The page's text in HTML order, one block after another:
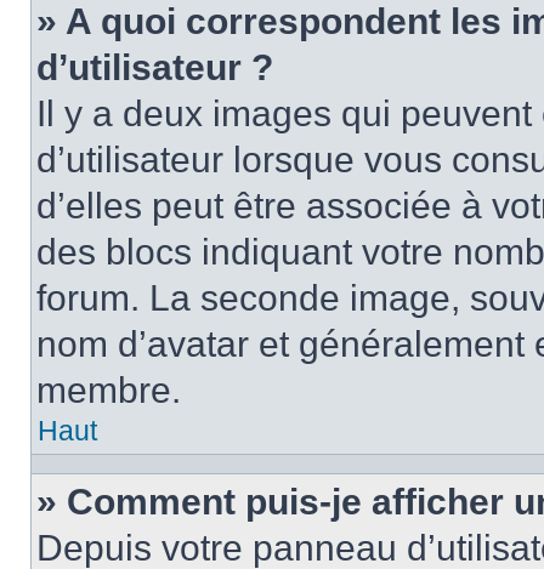
» A quoi correspondent les
d’utilisateur ?
Il y a deux images qui
d’utilisateur lorsque vous
d’elles peut être associée à
des blocs indiquant votre
forum. La seconde image,
nom d’avatar et
membre.
Haut
» Comment puis-je afficher
Depuis votre panneau